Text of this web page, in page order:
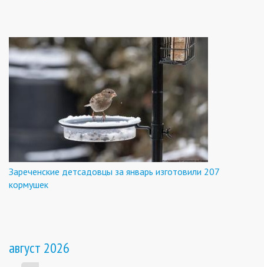
Зареченские детсадовцы за январь изготовили 207
кормушек
август 2026